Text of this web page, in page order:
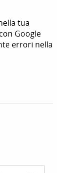
tua
Google
errori nella